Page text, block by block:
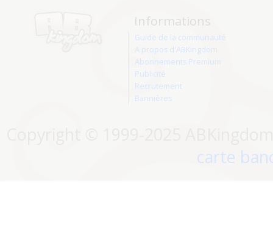
Informations
Guide de la communauté
A propos d'ABKingdom
Abonnements Premium
Publicité
Recrutement
Bannières
carte